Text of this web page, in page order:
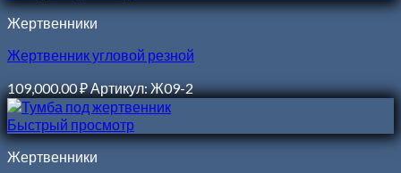
Жертвенники
Жертвенник угловой резной
109,000.00₽Артикул: Ж09-2
Быстрый просмотр
Жертвенники